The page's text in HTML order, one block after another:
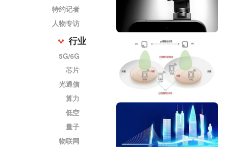
特约记者
人物专访
行业
5G/6G
芯片
光通信
算力
低空
量子
物联网